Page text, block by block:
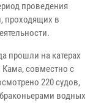
проведения
проходящих в
прошли на катерах
Кама, совместно с
220 судов,
водных